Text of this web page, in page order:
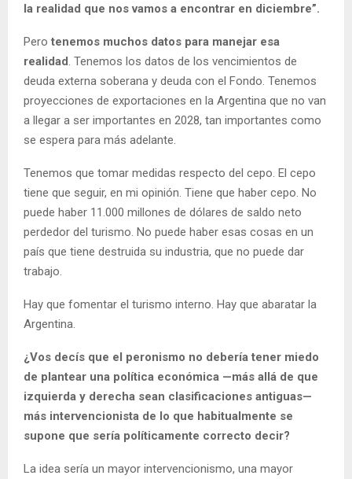
la realidad que nos vamos a encontrar en diciembre”.
Pero tenemos muchos datos para manejar esa
realidad. Tenemos los datos de los vencimientos de
deuda externa soberana y deuda con el Fondo. Tenemos
proyecciones de exportaciones en la Argentina que no van
a llegar a ser importantes en 2028, tan importantes como
se espera para más adelante.
Tenemos que tomar medidas respecto del cepo. El cepo
tiene que seguir, en mi opinión. Tiene que haber cepo. No
puede haber 11.000 millones de dólares de saldo neto
perdedor del turismo. No puede haber esas cosas en un
país que tiene destruida su industria, que no puede dar
trabajo.
Hay que fomentar el turismo interno. Hay que abaratar la
Argentina.
¿Vos decís que el peronismo no debería tener miedo
de plantear una política económica —más allá de que
izquierda y derecha sean clasificaciones antiguas—
más intervencionista de lo que habitualmente se
supone que sería políticamente correcto decir?
La idea sería un mayor intervencionismo, una mayor